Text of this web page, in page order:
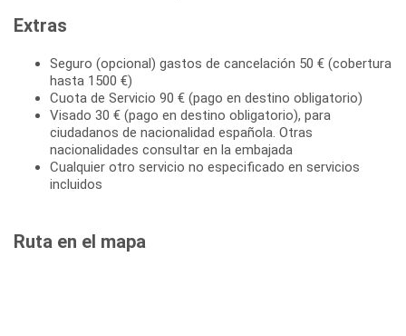
Extras
Seguro (opcional) gastos de cancelación 50 € (cobertura
hasta 1500 €)
Cuota de Servicio 90 € (pago en destino obligatorio)
Visado 30 € (pago en destino obligatorio), para
ciudadanos de nacionalidad española. Otras
nacionalidades consultar en la embajada
Cualquier otro servicio no especificado en servicios
incluidos
Ruta en el mapa